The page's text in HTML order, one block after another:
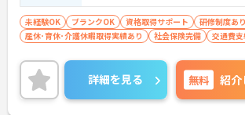
未経験OK ブランクOK 資格取得サポート
研修制度あり
産休･育休･介護休暇取得実績あり
社会保険完備 交通費
詳細を見る 無料 紹介